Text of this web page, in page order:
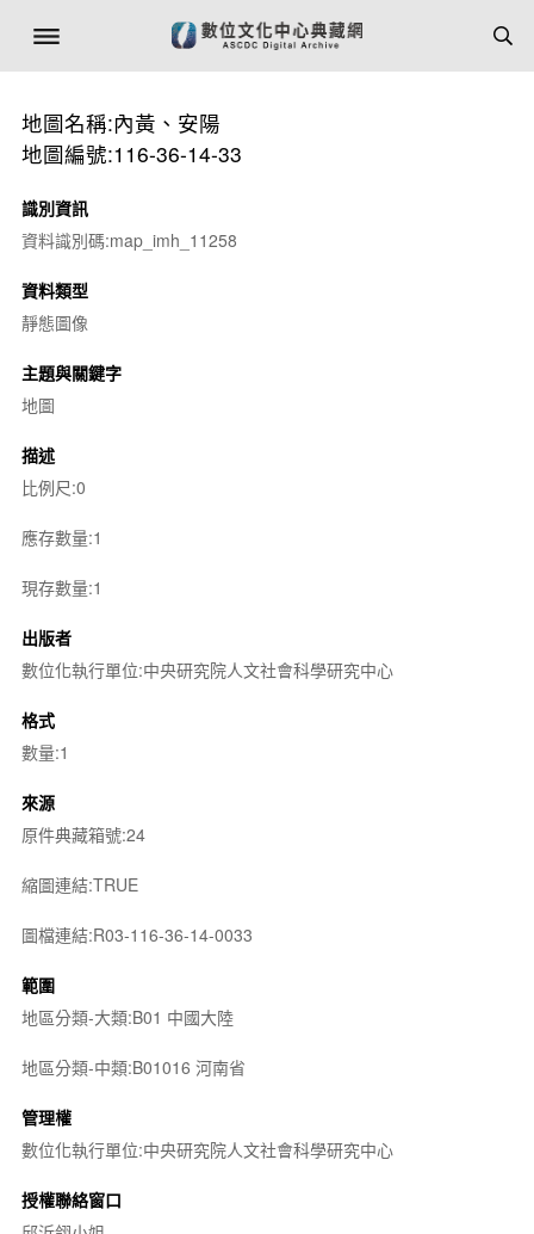
地圖名稱:內黃、安陽
地圖編號:116-36-14-33
識別資訊
資料識別碼:map_imh_11258
資料類型
靜態圖像
主題與關鍵字
地圖
描述
比例尺:0
應存數量:1
現存數量:1
出版者
數位化執行單位:中央研究院人文社會科學研究中心
格式
數量:1
來源
原件典藏箱號:24
縮圖連結:TRUE
圖檔連結:R03-116-36-14-0033
範圍
地區分類-大類:B01 中國大陸
地區分類-中類:B01016 河南省
管理權
數位化執行單位:中央研究院人文社會科學研究中心
授權聯絡窗口